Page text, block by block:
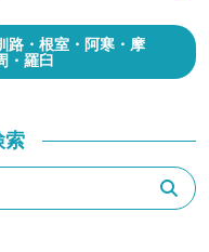
路・根室・阿寒・摩
・羅臼
索